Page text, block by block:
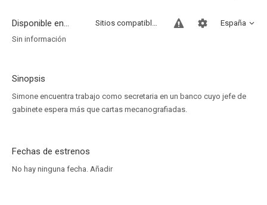
Disponible en... España
Sitios compatibles
Sin información
Sinopsis
Simone encuentra trabajo como secretaria en un banco cuyo jefe de
gabinete espera más que cartas mecanografiadas.
Fechas de estrenos
No hay ninguna fecha. Añadir